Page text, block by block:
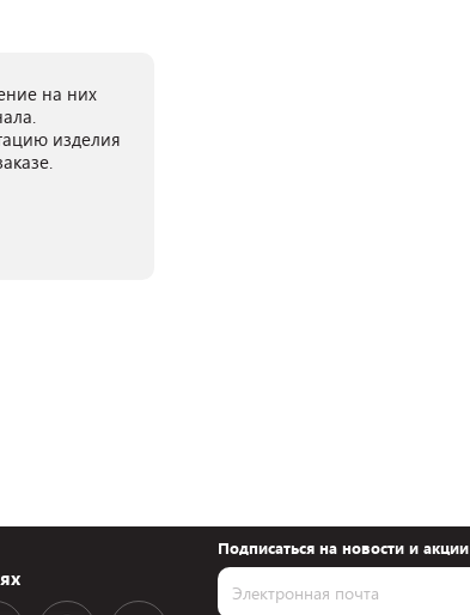
на них
изделия
Подписаться на новости и акции